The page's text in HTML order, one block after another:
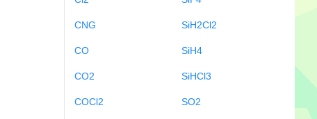
CNG
CO
CO2
COCl2
SiH2Cl2
SiH4
SiHCl3
SO2